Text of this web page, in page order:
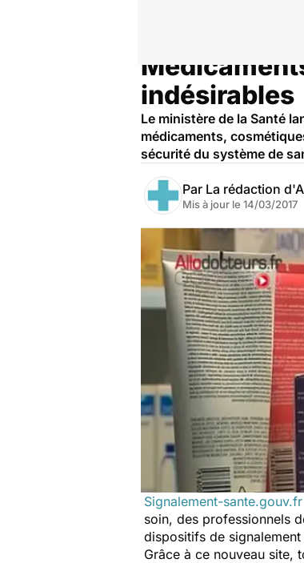
indésirables
Le ministère de la Santé
médicaments,
sécurité du système de
Par La rédaction
Mis à jour le 14/03/2017
Signalement-sante.gouv.fr
soin, des professionnels
dispositifs de signalement
Grâce à ce nouveau site,